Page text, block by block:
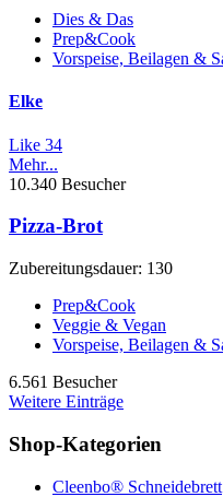
Dies & Das
Prep&Cook
Vorspeise, Beilagen &
Elke
Like 34
Mehr...
10.340 Besucher
Pizza-Brot
Zubereitungsdauer: 130
Prep&Cook
Veggie & Vegan
Vorspeise, Beilagen &
6.561 Besucher
Weitere Einträge
Shop-Kategorien
Cleenbo® Schneidebrett